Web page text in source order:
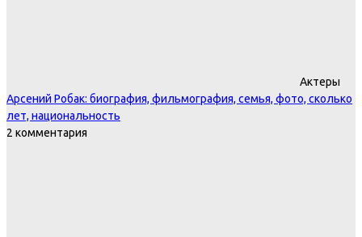
Актеры
Арсений Робак: биография, фильмография, семья, фото, сколько
лет, национальность
2 комментария